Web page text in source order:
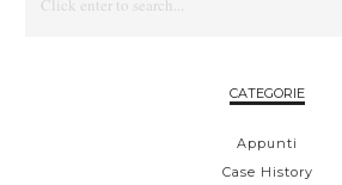
CATEGORIE
Appunti
Case History